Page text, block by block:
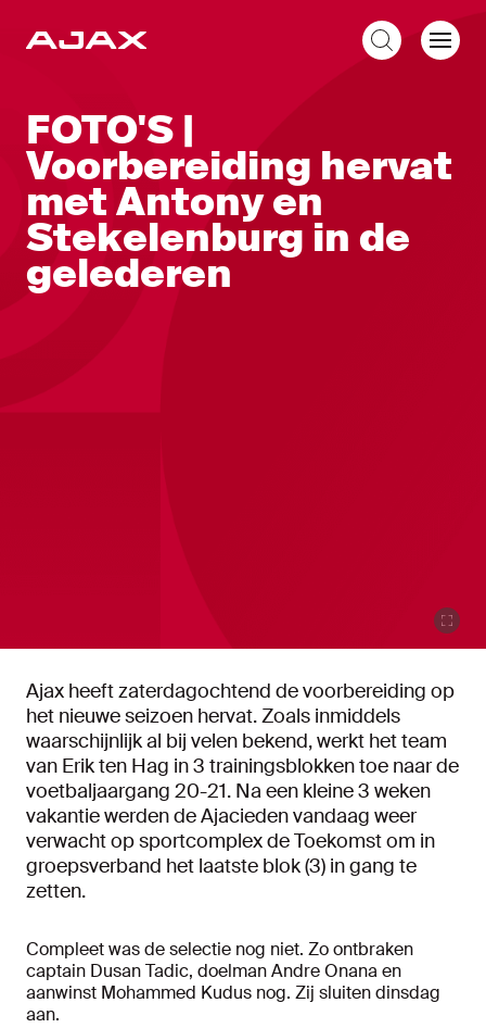
FOTO'S |
Voorbereiding hervat
met Antony en
Stekelenburg in de
gelederen
Ajax heeft zaterdagochtend de voorbereiding op
het nieuwe seizoen hervat. Zoals inmiddels
waarschijnlijk al bij velen bekend, werkt het team
van Erik ten Hag in 3 trainingsblokken toe naar de
voetbaljaargang 20-21. Na een kleine 3 weken
vakantie werden de Ajacieden vandaag weer
verwacht op sportcomplex de Toekomst om in
groepsverband het laatste blok (3) in gang te
zetten.
Compleet was de selectie nog niet. Zo ontbraken
captain Dusan Tadic, doelman Andre Onana en
aanwinst Mohammed Kudus nog. Zij sluiten dinsdag
aan.